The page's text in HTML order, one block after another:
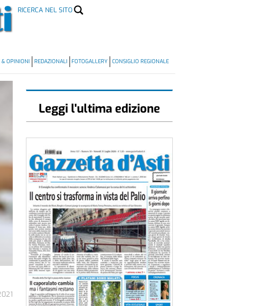
RICERCA NEL SITO
& OPINIONI REDAZIONALI FOTOGALLERY CONSIGLIO REGIONALE
Leggi l'ultima edizione